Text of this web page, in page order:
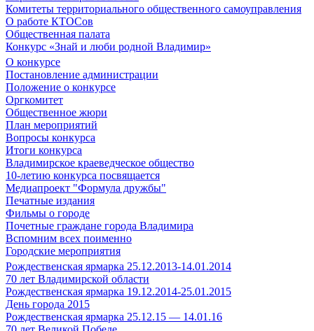
Комитеты территориального общественного самоуправления
О работе КТОСов
Общественная палата
Конкурс «Знай и люби родной Владимир»
О конкурсе
Постановление администрации
Положение о конкурсе
Оргкомитет
Общественное жюри
План мероприятий
Вопросы конкурса
Итоги конкурса
Владимирское краеведческое общество
10-летию конкурса посвящается
Медиапроект "Формула дружбы"
Печатные издания
Фильмы о городе
Почетные граждане города Владимира
Вспомним всех поименно
Городские мероприятия
Рождественская ярмарка 25.12.2013-14.01.2014
70 лет Владимирской области
Рождественская ярмарка 19.12.2014-25.01.2015
День города 2015
Рождественская ярмарка 25.12.15 — 14.01.16